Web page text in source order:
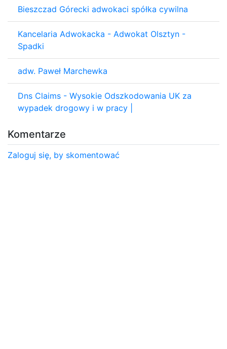
Bieszczad Górecki adwokaci spółka cywilna
Kancelaria Adwokacka - Adwokat Olsztyn -
Spadki
adw. Paweł Marchewka
Dns Claims - Wysokie Odszkodowania UK za
wypadek drogowy i w pracy |
Komentarze
Zaloguj się, by skomentować